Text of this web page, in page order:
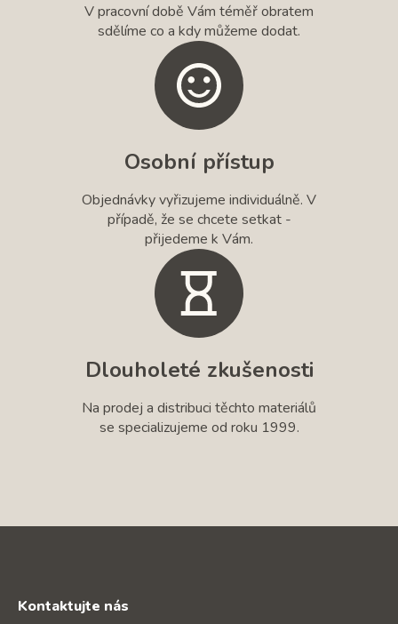
V pracovní době Vám téměř obratem
sdělíme co a kdy můžeme dodat.
Osobní přístup
Objednávky vyřizujeme individuálně. V
případě, že se chcete setkat -
přijedeme k Vám.
Dlouholeté zkušenosti
Na prodej a distribuci těchto materiálů
se specializujeme od roku 1999.
Kontaktujte nás